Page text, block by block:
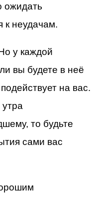
ожидать
к неудачам.
у каждой
вы будете в неё
на вас.
то будьте
сами вас